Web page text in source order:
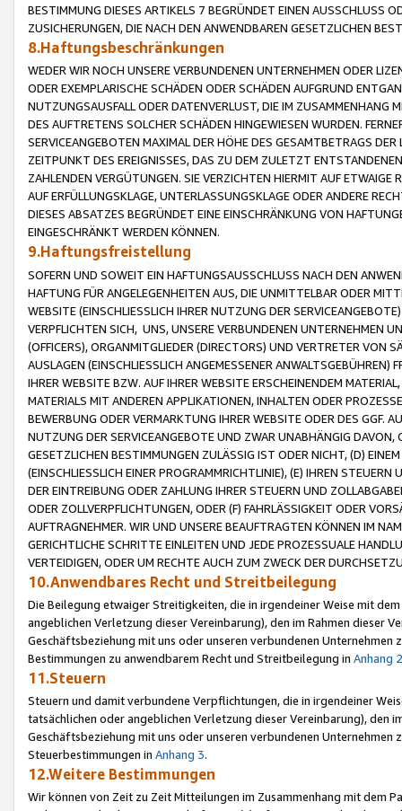
BESTIMMUNG DIESES ARTIKELS 7 BEGRÜNDET EINEN AUSSCHLUSS
ZUSICHERUNGEN, DIE NACH DEN ANWENDBAREN GESETZLICHEN
8.Haftungsbeschränkungen
WEDER WIR NOCH UNSERE VERBUNDENEN UNTERNEHMEN ODER
ODER EXEMPLARISCHE SCHÄDEN ODER SCHÄDEN AUFGRUND
NUTZUNGSAUSFALL ODER DATENVERLUST, DIE IM ZUSAMMENHANG
DES AUFTRETENS SOLCHER SCHÄDEN HINGEWIESEN WURDEN.
SERVICEANGEBOTEN MAXIMAL DER HÖHE DES GESAMTBETRAGS
ZEITPUNKT DES EREIGNISSES, DAS ZU DEM ZULETZT
ZAHLENDEN VERGÜTUNGEN. SIE VERZICHTEN HIERMIT AUF
AUF ERFÜLLUNGSKLAGE, UNTERLASSUNGSKLAGE ODER ANDERE
DIESES ABSATZES BEGRÜNDET EINE EINSCHRÄNKUNG VON
EINGESCHRÄNKT WERDEN KÖNNEN.
9.Haftungsfreistellung
SOFERN UND SOWEIT EIN HAFTUNGSAUSSCHLUSS NACH DEN
HAFTUNG FÜR ANGELEGENHEITEN AUS, DIE UNMITTELBAR ODER
WEBSITE (EINSCHLIESSLICH IHRER NUTZUNG DER
VERPFLICHTEN SICH, UNS, UNSERE VERBUNDENEN UNTERNEHMEN
(OFFICERS), ORGANMITGLIEDER (DIRECTORS) UND VERTRETER VON
AUSLAGEN (EINSCHLIESSLICH ANGEMESSENER
IHRER WEBSITE BZW. AUF IHRER WEBSITE ERSCHEINENDEM
MATERIALS MIT ANDEREN APPLIKATIONEN, INHALTEN ODER
BEWERBUNG ODER VERMARKTUNG IHRER WEBSITE ODER DES GGF.
NUTZUNG DER SERVICEANGEBOTE UND ZWAR UNABHÄNGIG
GESETZLICHEN BESTIMMUNGEN ZULÄSSIG IST ODER NICHT, (D)
(EINSCHLIESSLICH EINER PROGRAMMRICHTLINIE), (E) IHREN
DER EINTREIBUNG ODER ZAHLUNG IHRER STEUERN UND
ODER ZOLLVERPFLICHTUNGEN, ODER (F) FAHRLÄSSIGKEIT ODER
AUFTRAGNEHMER. WIR UND UNSERE BEAUFTRAGTEN KÖNNEN IM
GERICHTLICHE SCHRITTE EINLEITEN UND JEDE PROZESSUALE
VERTEIDIGEN, ODER UM RECHTE AUCH ZUM ZWECK DER
10.Anwendbares Recht und Streitbeilegung
Die Beilegung etwaiger Streitigkeiten, die in irgendeiner Weise mit
angeblichen Verletzung dieser Vereinbarung), den im Rahmen dieser
Geschäftsbeziehung mit uns oder unseren verbundenen
Bestimmungen zu anwendbarem Recht und Streitbeilegung in Anhang 2
11.Steuern
Steuern und damit verbundene Verpflichtungen, die in irgendeiner
tatsächlichen oder angeblichen Verletzung dieser Vereinbarung), den
Geschäftsbeziehung mit uns oder unseren verbundenen
Steuerbestimmungen in Anhang 3.
12.Weitere Bestimmungen
Wir können von Zeit zu Zeit Mitteilungen im Zusammenhang mit dem